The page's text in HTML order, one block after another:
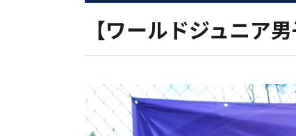
【ワールドジュニア